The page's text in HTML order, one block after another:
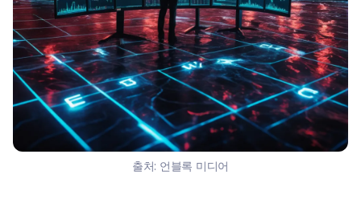
출처: 언블록 미디어